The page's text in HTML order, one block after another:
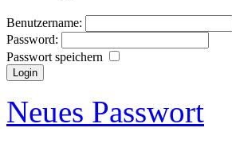
Benutzername:
Password:
Passwort speichern
Neues Passwort